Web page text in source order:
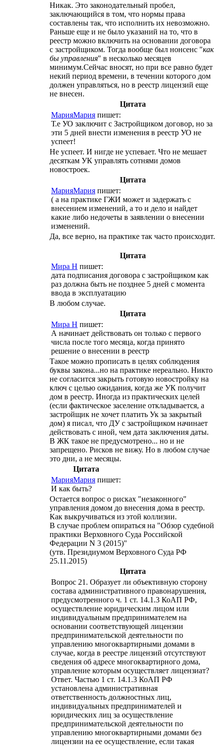
Никак. Это законодательный пробел,
заключающийся в том, что нормы права
составлены так, что исполнить их невозможно.
Раньше еще и не было указаний на то, что в
реестр можно включить на основании договора
с застройщиком. Тогда вообще был нонсенс "как
бы управления" в несколько месяцев
минимум.Сейчас вносят, но при все равно будет
некий период времени, в течении которого дом
должен управляться, но в реестр лицензий еще
не внесен.
Цитата
МарияМария пишет:
Т.е УО заключит с Застройщиком договор, но за
эти 5 дней внести изменения в реестр УО не
успеет!
Не успеет. И нигде не успевает. Что не мешает
десяткам УК управлять сотнями домов
новостроек.
Цитата
МарияМария пишет:
( а на практике ГЖИ может и задержать с
внесением изменений, а то и дело и найдет
какие либо недочеты в заявлении о внесении
изменений.
Да, все верно, на практике так часто происходит.
Цитата
Мира Н пишет:
дата подписания договора с застройщиком как
раз должна быть не позднее 5 дней с момента
ввода в эксплуатацию
В любом случае.
Цитата
Мира Н пишет:
А начинает действовать он только с первого
числа после того месяца, когда принято
решение о внесении в реестр
Такое можно прописать в целях соблюдения
буквы закона...но на практике нереально. Никто
не согласится закрыть готовую новостройку на
ключ с целью ожидания, когда же УК получит
дом в реестр. Иногда из практических целей
(если фактическое заселение откладывается, а
застройщик не хочет платить Ук за закрытый
дом) я писал, что ДУ с застройщиком начинает
действовать с иной, чем дата заключения даты.
В ЖК такое не предусмотрено... но и не
запрещено. Рисков не вижу. Но в любом случае
это дни, а не месяцы.
Цитата
МарияМария пишет:
И как быть?
Остается вопрос о рисках "незаконного"
управления домом до внесения дома в реестр.
Как выкручиваться из этой коллизии.
В случае проблем опираться на "Обзор судебной
практики Верховного Суда Российской
Федерации N 3 (2015)"
(утв. Президиумом Верховного Суда РФ
25.11.2015)
Цитата
Вопрос 21. Образует ли объективную сторону
состава административного правонарушения,
предусмотренного ч. 1 ст. 14.1.3 КоАП РФ,
осуществление юридическим лицом или
индивидуальным предпринимателем на
основании соответствующей лицензии
предпринимательской деятельности по
управлению многоквартирными домами в
случае, когда в реестре лицензий отсутствуют
сведения об адресе многоквартирного дома,
управление которым осуществляет лицензиат?
Ответ. Частью 1 ст. 14.1.3 КоАП РФ
установлена административная
ответственность должностных лиц,
индивидуальных предпринимателей и
юридических лиц за осуществление
предпринимательской деятельности по
управлению многоквартирными домами без
лицензии на ее осуществление, если такая